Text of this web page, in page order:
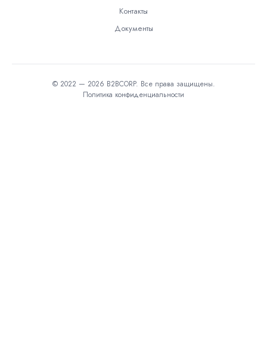
Контакты
Документы
© 2022 — 2026 B2BCORP. Все права защищены.
Политика конфиденциальности